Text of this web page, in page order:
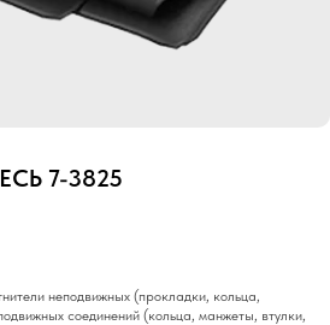
7-3825
неподвижных (прокладки, кольца,
соединений (кольца, манжеты, втулки,